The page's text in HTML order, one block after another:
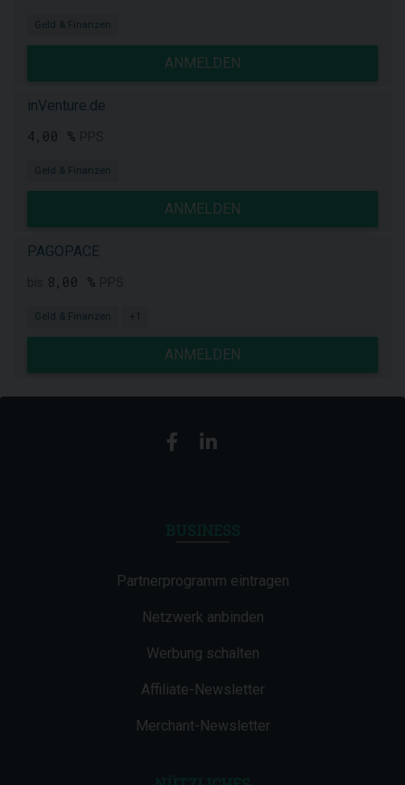
Geld & Finanzen
ANMELDEN
inVenture.de
4,00 %
Geld & Finanzen
ANMELDEN
PAGOPACE
8,00 %
Geld & Finanzen +1
ANMELDEN
Partnerprogramm eintragen
Netzwerk anbinden
Werbung schalten
Affiliate-Newsletter
Merchant-Newsletter